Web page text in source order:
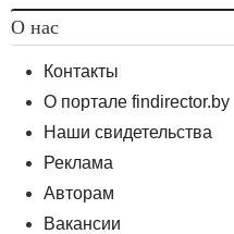
О нас
Контакты
О портале findirector.by
Наши свидетельства
Реклама
Авторам
Вакансии